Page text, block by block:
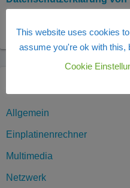
Allgemein
Einplatinenrechner
Multimedia
Netzwerk
This website uses cookies
assume you're ok with this,
Cookie